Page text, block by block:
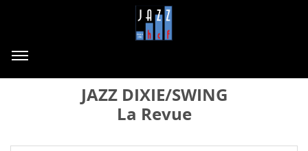
JAZZ DIXIE/SWING
La Revue